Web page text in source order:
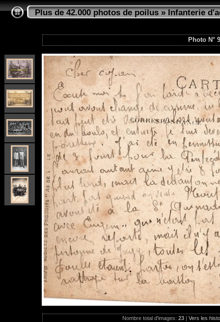
Plus de 42.000 photos de poilus»Infanterie
Photo N°
Nombre total d'images: 23 | Vers les